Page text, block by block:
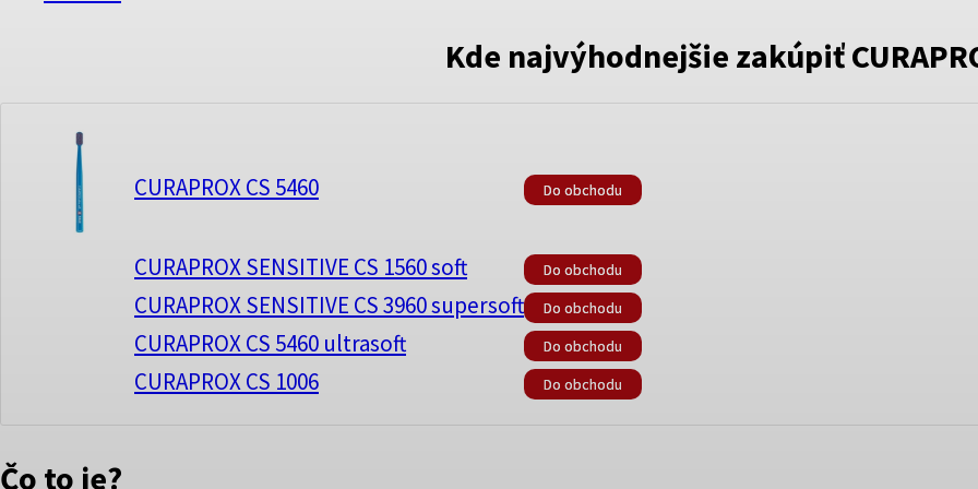
Kde najvýhodnejšie zakúpiť
CURAPROX CS 5460 Do obchodu
CURAPROX SENSITIVE CS 1560 soft Do obchodu
CURAPROX SENSITIVE CS 3960 supersoft Do obchodu
CURAPROX CS 5460 ultrasoft Do obchodu
CURAPROX CS 1006 Do obchodu
Čo to je?